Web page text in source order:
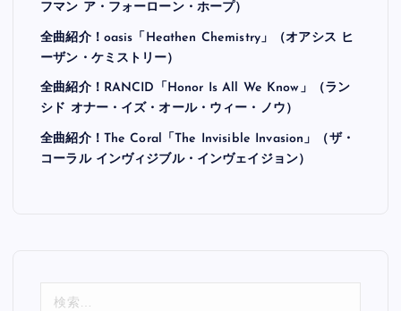
フマン ア・フォーローン・ホープ）
全曲紹介！oasis「Heathen Chemistry」（オアシス ヒ
ーザン・ケミストリー）
全曲紹介！RANCID「Honor Is All We Know」（ラン
シド オナー・イズ・オール・ウィー・ノウ）
全曲紹介！The Coral「The Invisible Invasion」（ザ・
コーラル インヴィジブル・インヴェイジョン）